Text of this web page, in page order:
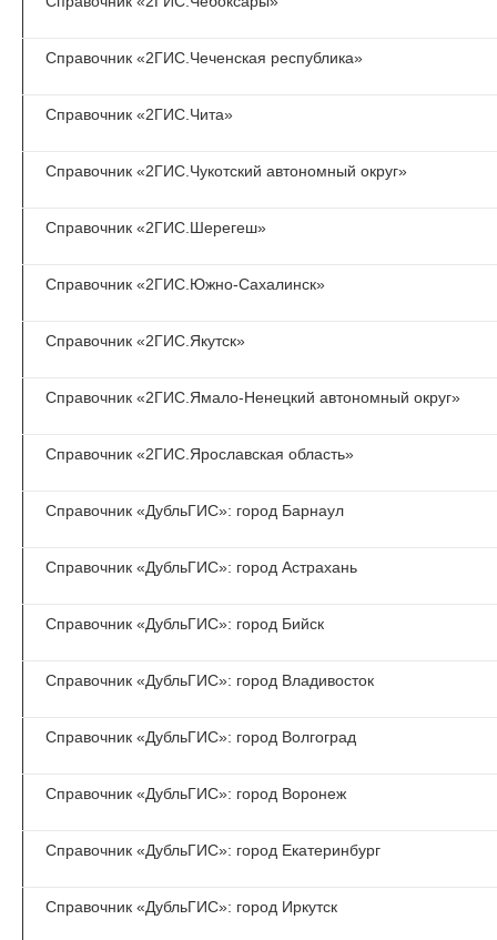
Справочник «2ГИС.Чеченская республика»
Справочник «2ГИС.Чита»
Справочник «2ГИС.Чукотский автономный округ»
Справочник «2ГИС.Шерегеш»
Справочник «2ГИС.Южно-Сахалинск»
Справочник «2ГИС.Якутск»
Справочник «2ГИС.Ямало-Ненецкий автономный округ»
Справочник «2ГИС.Ярославская область»
Справочник «ДубльГИС»: город Барнаул
Справочник «ДубльГИС»: город Астрахань
Справочник «ДубльГИС»: город Бийск
Справочник «ДубльГИС»: город Владивосток
Справочник «ДубльГИС»: город Волгоград
Справочник «ДубльГИС»: город Воронеж
Справочник «ДубльГИС»: город Екатеринбург
Справочник «ДубльГИС»: город Иркутск